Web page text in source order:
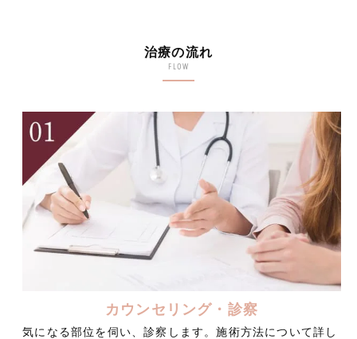
治療の流れ
FLOW
カウンセリング・診察
気になる部位を伺い、診察します。施術方法について詳し